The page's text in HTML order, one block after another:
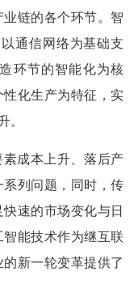
链的各个环节。智
通信网络为基础支
环节的智能化为核
化生产为特征，实
。
成本上升、落后产
列问题，同时，传
速的市场变化与日
能技术作为继互联
新一轮变革提供了